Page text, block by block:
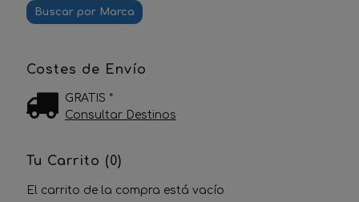
Costes de Envío
GRATIS *
Consultar Destinos
Tu Carrito (0)
El carrito de la compra está vacío